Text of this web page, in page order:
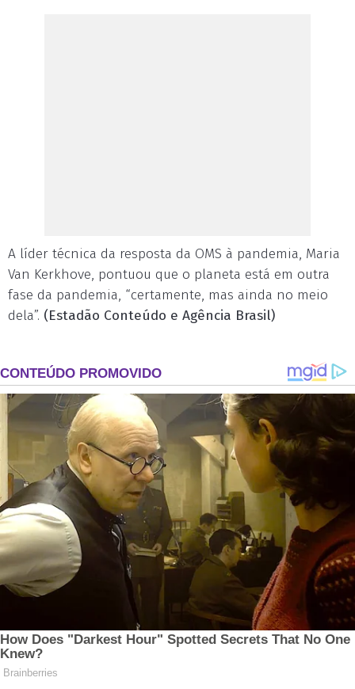
A líder técnica da resposta da OMS à pandemia, Maria
Van Kerkhove, pontuou que o planeta está em outra
fase da pandemia, “certamente, mas ainda no meio
dela”. (Estadão Conteúdo e Agência Brasil)